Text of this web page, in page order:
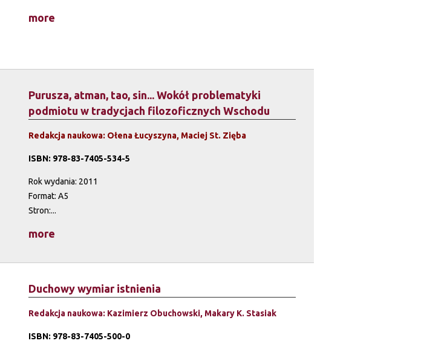
more
Purusza, atman, tao, sin... Wokół problematyki
podmiotu w tradycjach filozoficznych Wschodu
Redakcja naukowa: Ołena Łucyszyna, Maciej St. Zięba
ISBN: 978-83-7405-534-5
Rok wydania: 2011
Format: A5
Stron:...
more
Duchowy wymiar istnienia
Redakcja naukowa: Kazimierz Obuchowski, Makary K. Stasiak
ISBN: 978-83-7405-500-0